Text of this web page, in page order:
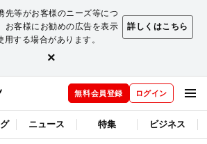
先等がお客様のニーズ等につ
お客様にお勧めの広告を表示
する場合があります。
詳しくはこちら
×
無料会員登録 ログイン
ニュース 特集 ビジネス